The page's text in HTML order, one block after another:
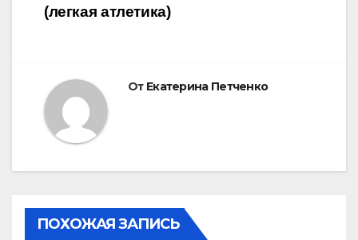
(легкая атлетика)
От Екатерина Петченко
ПОХОЖАЯ ЗАПИСЬ